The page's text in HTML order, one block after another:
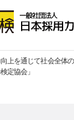
上を通じて社会全体
定協会」